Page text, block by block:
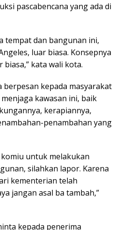
pascabencana yang ada di
tempat dan bangunan ini,
luar biasa. Konsepnya
biasa,” kata wali kota.
kepada masyarakat
kawasan ini, baik
kerapiannya,
penambahan yang
untuk melakukan
silahkan lapor. Karena
kementerian telah
jangan asal ba tambah,”
kepada penerima